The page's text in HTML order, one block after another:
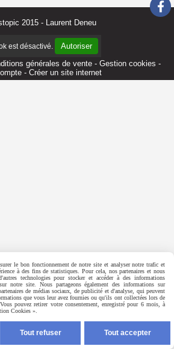
2015 - Laurent Deneu
est désactivé.
Autoriser
générales de vente
Gestion cookies
Créer un site internet
le bon fonctionnement de notre site et analyser notre trafic et
à des fins de statistiques. Pour cela, nos partenaires et nous
technologies pour stocker et accéder à des informations
notre site. Nous partageons également des informations sur
de médias sociaux, de publicité et d'analyse, qui peuvent
que vous leur avez fournies ou qu'ils ont collectées lors de
pouvez retirer votre consentement, enregistré pour 6 mois, à
Cookies ».
Tout refuser Tout accepter